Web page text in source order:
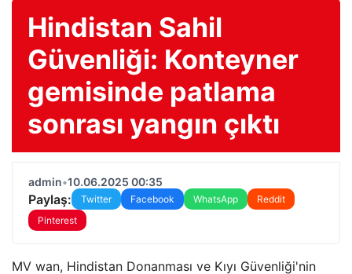
Hindistan Sahil
Güvenliği: Konteyner
gemisinde patlama
sonrası yangın çıktı
admin•10.06.2025 00:35
Paylaş: Twitter Facebook WhatsApp
Reddit
Pinterest
MV wan, Hindistan Donanması ve Kıyı Güvenliği'nin